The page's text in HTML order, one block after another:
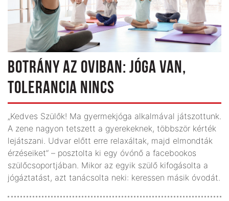
BOTRÁNY AZ OVIBAN: JÓGA VAN,
TOLERANCIA NINCS
„Kedves Szülők! Ma gyermekjóga alkalmával játszottunk.
A zene nagyon tetszett a gyerekeknek, többször kérték
lejátszani. Udvar előtt erre relaxáltak, majd elmondták
érzéseiket” – posztolta ki egy óvónő a facebookos
szülőcsoportjában. Mikor az egyik szülő kifogásolta a
jógáztatást, azt tanácsolta neki: keressen másik óvodát.